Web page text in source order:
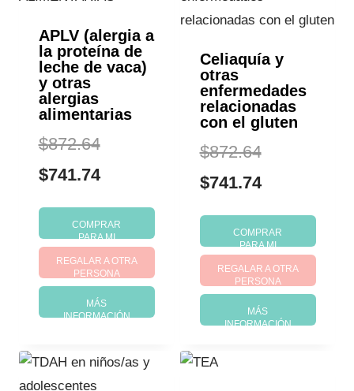
APLV (alergia a
la proteína de
leche de vaca)
y otras
alergias
alimentarias
$872.64El
precio
original
era:
$872.64.
$741.74El
precio
actual
es:
$741.74.
COMPRAR
PARA MI
REGALAR A OTRA
PERSONA
MÁS
INFORMACIÓN
Celiaquía y
otras
enfermedades
relacionadas
con el gluten
$872.64El
precio
original
era:
$872.64.
$741.74El
precio
actual
es:
$741.74.
COMPRAR
PARA MI
REGALAR A OTRA
PERSONA
MÁS
INFORMACIÓN